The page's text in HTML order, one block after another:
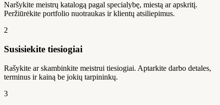
Naršykite meistrų katalogą pagal specialybę, miestą ar apskritį.
Peržiūrėkite portfolio nuotraukas ir klientų atsiliepimus.
2
Susisiekite tiesiogiai
Rašykite ar skambinkite meistrui tiesiogiai. Aptarkite darbo detales,
terminus ir kainą be jokių tarpininkų.
3